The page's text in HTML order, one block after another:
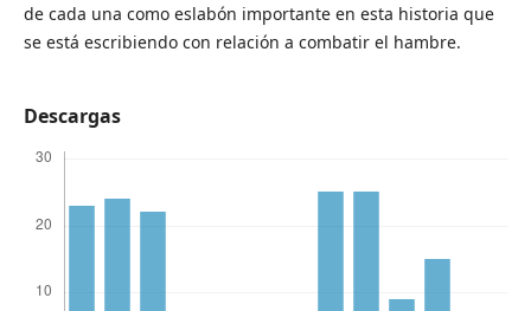
de cada una como eslabón importante en esta historia que
se está escribiendo con relación a combatir el hambre.
Descargas